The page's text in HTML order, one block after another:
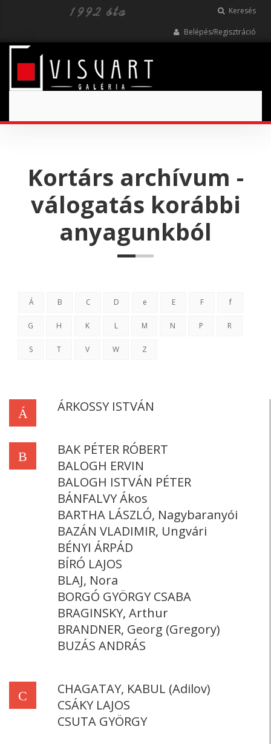
Keresés
Belépés/Regisztráció
Kortárs archívum -
válogatás korábbi
anyagunkból
Á B C D e E F f
G H K L M N P R
S T V W Z
Á ÁRKOSSY ISTVÁN
B
BAK PÉTER RÓBERT
BALOGH ERVIN
BALOGH ISTVÁN PÉTER
BÁNFALVY Ákos
BARTHA LÁSZLÓ, Nagybaranyói
BAZÁN VLADIMIR, Ungvári
BÉNYI ÁRPÁD
BÍRÓ LAJOS
BLAJ, Nora
BORGÓ GYÖRGY CSABA
BRAGINSKY, Arthur
BRANDNER, Georg (Gregory)
BUZÁS ANDRÁS
C
CHAGATAY, KABUL (Adilov)
CSÁKY LAJOS
CSUTA GYÖRGY